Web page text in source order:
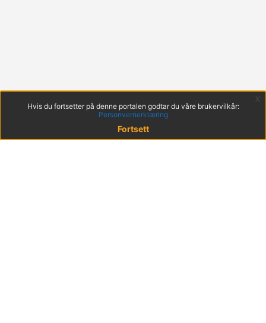
Hvis du fortsetter på denne portalen godtar du våre brukervilkår:
Personvernerklæring
Fortsett
x